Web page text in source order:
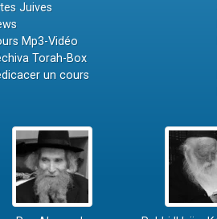
Juives
Mp3-Vidéo
Torah-Box
un cours